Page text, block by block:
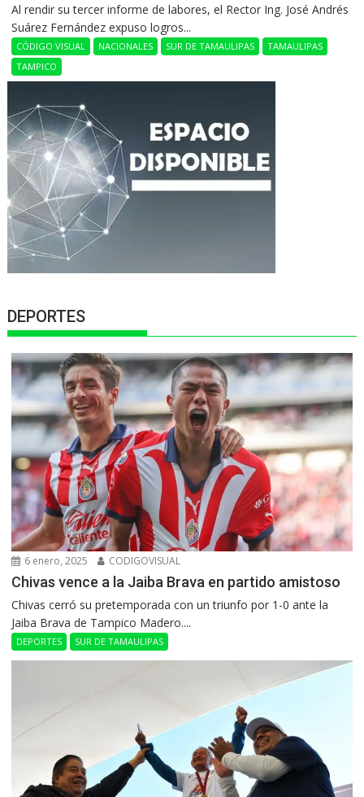
Al rendir su tercer informe de labores, el Rector Ing. José Andrés
Suárez Fernández expuso logros...
CÓDIGO VISUAL NACIONALES SUR DE TAMAULIPAS
TAMAULIPAS
TAMPICO
DEPORTES
6 enero, 2025 CODIGOVISUAL
Chivas vence a la Jaiba Brava en partido amistoso
Chivas cerró su pretemporada con un triunfo por 1-0 ante la
Jaiba Brava de Tampico Madero....
DEPORTES SUR DE TAMAULIPAS